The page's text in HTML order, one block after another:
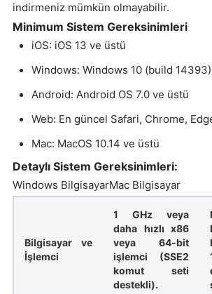
indirmeniz mümkün olmayabilir.
Minimum Sistem Gereksinimleri
iOS: iOS 13 ve üstü
Windows: Windows 10 (build
Android: Android OS 7.0 ve üstü
Web: En güncel Safari, Chrome,
Mac: MacOS 10.14 ve üstü
Detaylı Sistem Gereksinimleri:
Windows BilgisayarMac Bilgisayar
Bilgisayar ve
İşlemci
1 GHz veya
daha hızlı x86
veya 64-bit
işlemci (SSE2
komut seti
destekli).